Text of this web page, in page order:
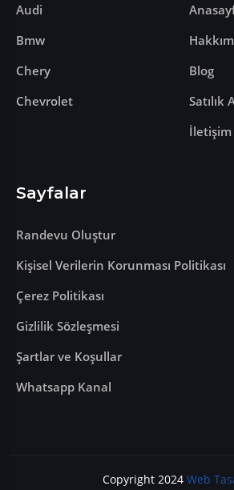
Audi
Bmw
Chery
Chevrolet
Blog
Satılık
İletişim
Sayfalar
Randevu Oluştur
Kişisel Verilerin Korunması Politikası
Çerez Politikası
Gizlilik Sözleşmesi
Şartlar ve Koşullar
Whatsapp Kanal
Copyright 2024 Web